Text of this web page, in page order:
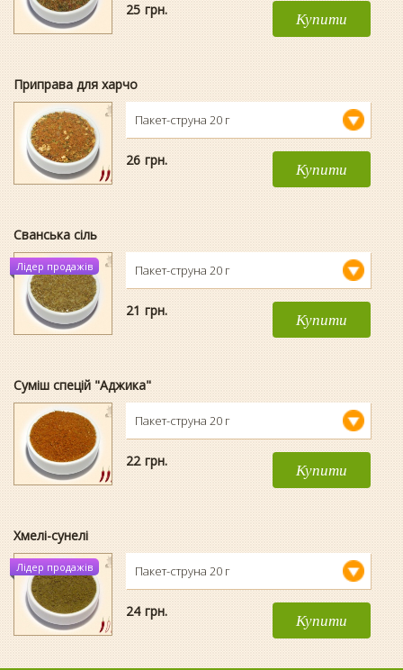
25 гpн. Купити
Приправа для харчо
Пакет-струна 20 г
26 гpн. Купити
Сванська сіль
Лідер продажів Пакет-струна 20 г
21 гpн. Купити
Суміш спецій "Аджика"
Пакет-струна 20 г
22 гpн. Купити
Хмелі-сунелі
Лідер продажів Пакет-струна 20 г
24 гpн. Купити